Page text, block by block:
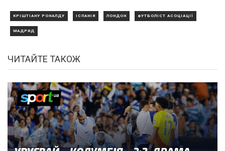
КРІШТІАНУ РОНАЛДУ ІСПАНІЯ ЛОНДОН ФУТБОЛІСТ АСОЦІАЦІЇ
МАДРИД
ЧИТАЙТЕ ТАКОЖ